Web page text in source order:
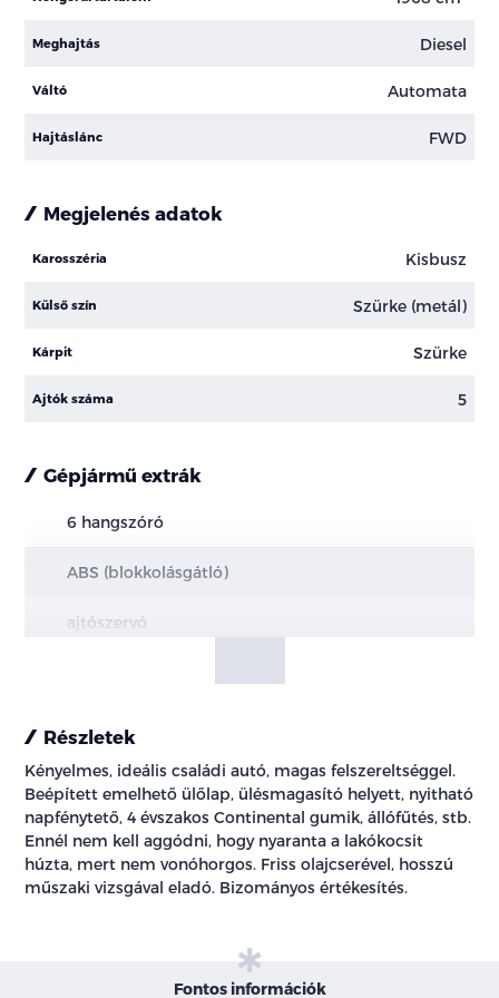
Meghajtás Diesel
Váltó Automata
Hajtáslánc FWD
Megjelenés adatok
Karosszéria Kisbusz
Külső szín Szürke (metál)
Kárpit Szürke
Ajtók száma 5
Gépjármű extrák
6 hangszóró
ABS (blokkolásgátló)
ajtószervó
állófűtés
ASR (kipörgésgátló)
automata (7 fokozatú) sebességváltó
bluetooth-os kihangosító
Részletek
Kényelmes, ideális családi autó, magas felszereltséggel.
Beépített emelhető ülőlap, ülésmagasító helyett, nyitható
napfénytető, 4 évszakos Continental gumik, állófűtés, stb.
Ennél nem kell aggódni, hogy nyaranta a lakókocsit
húzta, mert nem vonóhorgos. Friss olajcserével, hosszú
műszaki vizsgával eladó. Bizományos értékesítés.
Fontos információk